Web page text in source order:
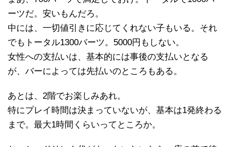
ーツだ。安いもんだろ。
中には、一切値引きに応じてくれない子もいる。それ
でもトータル1300バーツ。5000円もしない。
女性への支払いは、基本的には事後の支払いとなる
が、バーによっては先払いのところもある。
あとは、2階でお楽しみあれ。
特にプレイ時間は決まっていないが、基本は1発終わる
まで。最大1時間くらいってところか。